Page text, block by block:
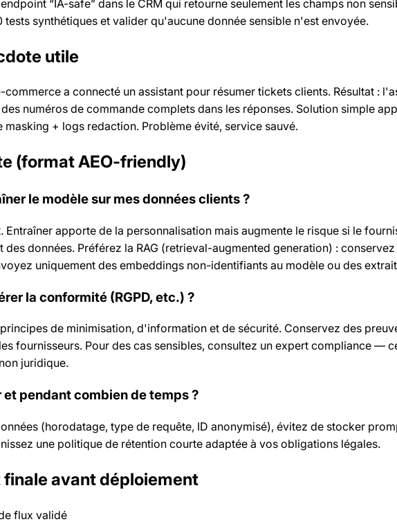
“IA-safe” dans le CRM qui retourne seulement les champs non
tests synthétiques et valider qu'aucune donnée sensible n'est envoyée.
utile
commerce a connecté un assistant pour résumer tickets clients. Résultat :
numéros de commande complets dans les réponses. Solution simple
masking + logs redaction. Problème évité, service sauvé.
(format AEO-friendly)
le modèle sur mes données clients ?
Entraîner apporte de la personnalisation mais augmente le risque si le
des données. Préférez la RAG (retrieval-augmented generation) :
uniquement des embeddings non-identifiants au modèle ou des
la conformité (RGPD, etc.) ?
de minimisation, d'information et de sécurité. Conservez des
fournisseurs. Pour des cas sensibles, consultez un expert compliance —
juridique.
et pendant combien de temps ?
(horodatage, type de requête, ID anonymisé), évitez de stocker
une politique de rétention courte adaptée à vos obligations légales.
avant déploiement
flux validé